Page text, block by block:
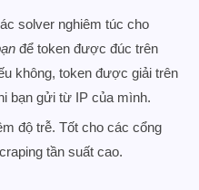
solver nghiêm túc cho
để token được đúc trên
không, token được giải trên
bạn gửi từ IP của mình.
độ trễ. Tốt cho các cổng
tần suất cao.